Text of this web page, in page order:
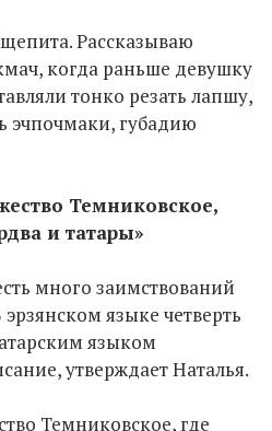
Рассказываю
когда раньше девушку
тонко резать лапшу,
эчпочмаки, губадию
Темниковское,
и татары»
много заимствований
языке четверть
языком
утверждает Наталья.
Темниковское, где